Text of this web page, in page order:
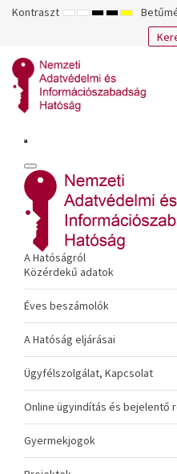
Kontraszt ALAPÉRTELMEZETT
ÉJSZAKAI
NAGY
KONTRASZTÚ
NAGY
KONTRASZTÚ
NAGY
SÁRGA
FEKETE
A Hatóságról
Közérdekű adatok
Éves beszámolók
A Hatóság eljárásai
Ügyfélszolgálat, Kapcsolat
Online ügyindítás és bejelentő
Gyermekjogok